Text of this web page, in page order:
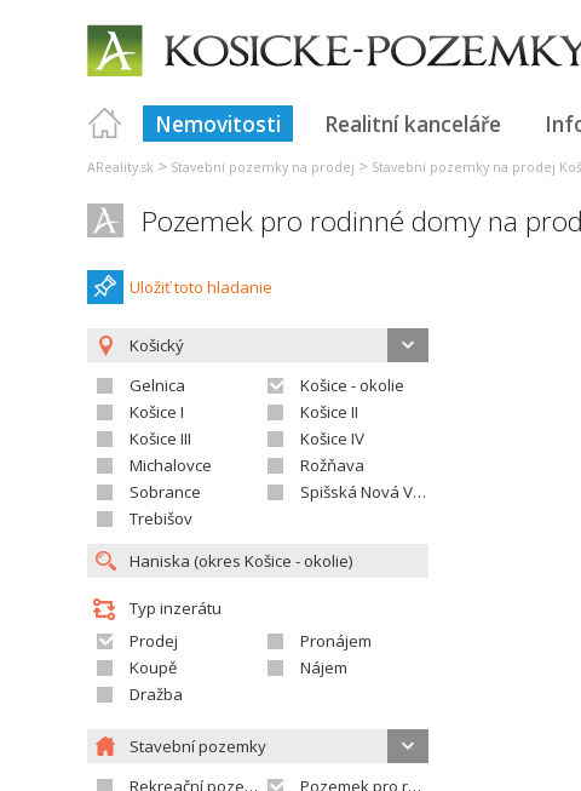
Nemovitosti Realitní kanceláře
AReality.sk > Stavební pozemky na prodej > Stavební pozemky na prodej
Pozemek pro rodinné domy na
Uložiť toto hladanie
Košický
Gelnica
Košice - okolie
Košice I
Košice II
Košice III
Košice IV
Michalovce
Rožňava
Sobrance
Spišská Nová Ves
Trebišov
Typ inzerátu
Prodej
Pronájem
Koupě
Nájem
Dražba
Stavební pozemky
Rekreační pozemek
Pozemek pro rodinné domy